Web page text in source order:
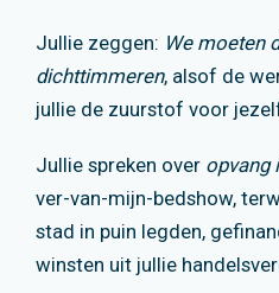
Jullie zeggen: We moeten
dichttimmeren, alsof de
jullie de zuurstof voor
Jullie spreken over opvang
ver-van-mijn-bedshow,
stad in puin legden,
winsten uit jullie